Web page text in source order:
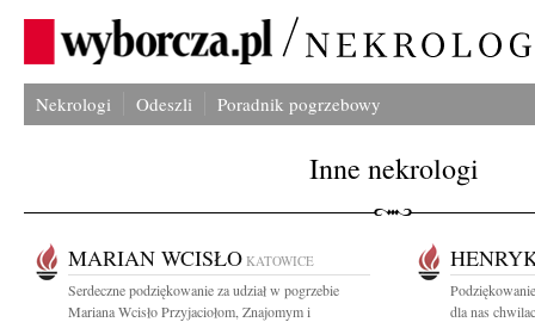
Nekrologi Odeszli Poradnik pogrzebowy
Inne nekrologi
MARIAN WCISŁO KATOWICE
Serdeczne podziękowanie za udział w pogrzebie
Mariana Wcisło Przyjaciołom, Znajomym i
dla nas